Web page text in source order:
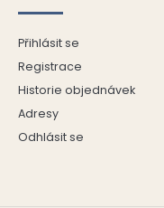
Přihlásit se
Registrace
Historie objednávek
Adresy
Odhlásit se